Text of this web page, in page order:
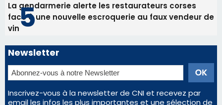
La gendarmerie alerte les restaurateurs corses
face à une nouvelle escroquerie au faux vendeur de
vin
Newsletter
Inscrivez-vous à la newsletter de CNI et recevez par
email les infos les plus importantes et une sélection de